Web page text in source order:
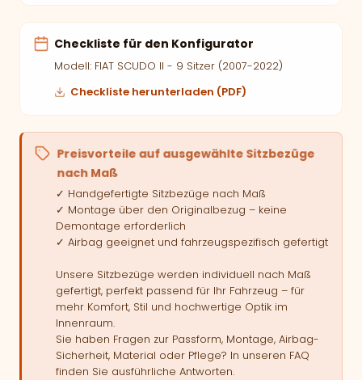
Checkliste für den Konfigurator
Modell: FIAT SCUDO II - 9 Sitzer (2007-2022)
Checkliste herunterladen (PDF)
Preisvorteile auf ausgewählte Sitzbezüge
nach Maß
✓ Handgefertigte Sitzbezüge nach Maß
✓ Montage über den Originalbezug – keine
Demontage erforderlich
✓ Airbag geeignet und fahrzeugspezifisch gefertigt
Unsere Sitzbezüge werden individuell nach Maß
gefertigt, perfekt passend für Ihr Fahrzeug – für
mehr Komfort, Stil und hochwertige Optik im
Innenraum.
Sie haben Fragen zur Passform, Montage, Airbag-
Sicherheit, Material oder Pflege? In unseren FAQ
finden Sie ausführliche Antworten.